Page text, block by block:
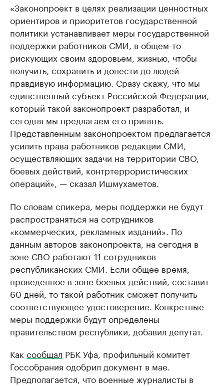
«Законопроект в целях реализации ценностных
ориентиров и приоритетов государственной
политики устанавливает меры государственной
поддержки работников СМИ, в общем-то
рискующих своим здоровьем, жизнью, чтобы
получить, сохранить и донести до людей
правдивую информацию. Сразу скажу, что мы
единственный субъект Российской Федерации,
который такой законопроект разработал, и
сегодня мы предлагаем его принять.
Представленным законопроектом предлагается
усилить права работников редакции СМИ,
осуществляющих задачи на территории СВО,
боевых действий, контртеррористических
операций», — сказал Ишмухаметов.
По словам спикера, меры поддержки не будут
распространяться на сотрудников
«коммерческих, рекламных изданий». По
данным авторов законопроекта, на сегодня в
зоне СВО работают 11 сотрудников
республиканских СМИ. Если общее время,
проведенное в зоне боевых действий, составит
60 дней, то такой работник сможет получить
соответствующее удостоверение. Конкретные
меры поддержки будут определены
правительством республики, добавил депутат.
Как сообщал РБК Уфа, профильный комитет
Госсобрания одобрил документ в мае.
Предполагается, что военные журналисты в